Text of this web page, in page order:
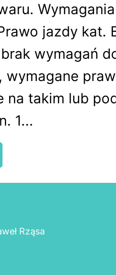
jazdy kat.
wymagań
wymagane
na takim lub
1...
Rząsa